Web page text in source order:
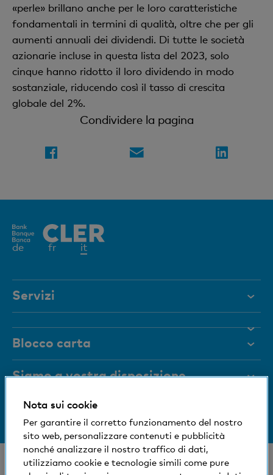
«perle» brillano anche per le loro caratteristiche
fondamentali in termini di qualità, oltre che per gli
aumenti annuali dei dividendi. Di tutte le società
azionarie incluse in questa lista del 2023, solo
cinque hanno ridotto il loro dividendo in modo
sostanziale, riducendo così il tasso di crescita
globale del 2%.
Condividere la pagina
de fr itElemento
Servizi
Documenti
Rivista
Medien
Impronta sociale ed ecologica
Blocco carta
+41 (0)800 88 99 66
Siamo a vostra disposizione
Aiuto e contatto
Informazioni sulla banca
© Banca Cler
Nota sui cookie
Per garantire il corretto funzionamento del nostro
sito web, personalizzare contenuti e pubblicità
nonché analizzare il nostro traffico di dati,
utilizziamo cookie e tecnologie simili come pure